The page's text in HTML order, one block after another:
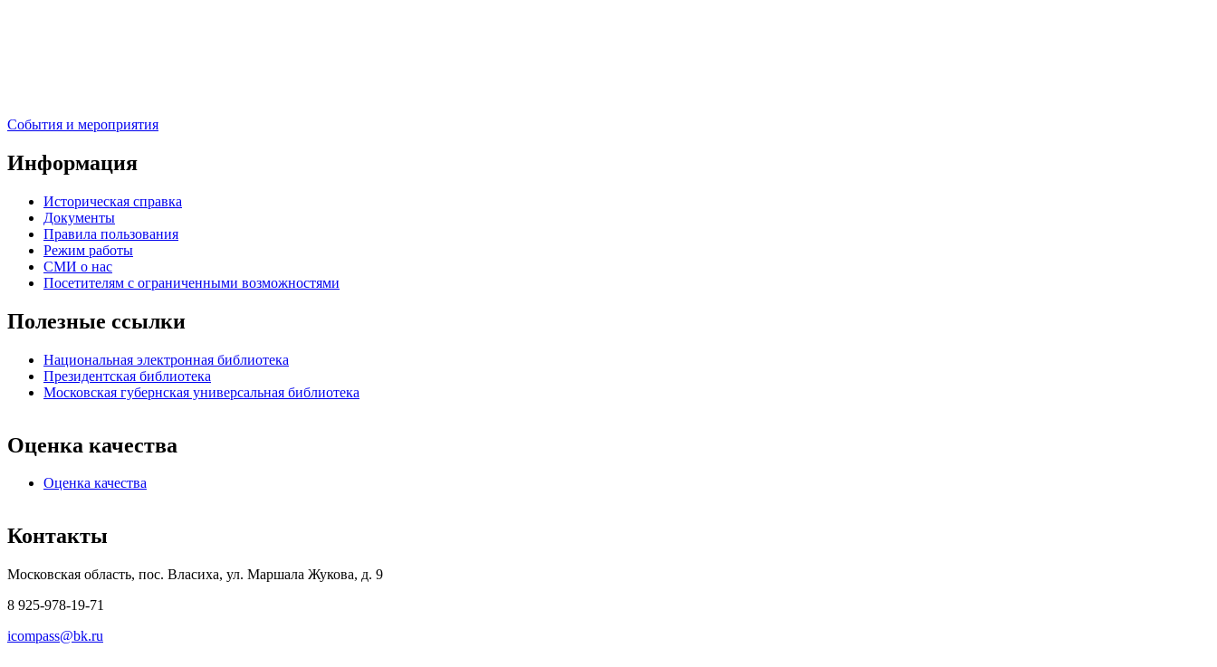
События и мероприятия
Информация
Историческая справка
Документы
Правила пользования
Режим работы
СМИ о нас
Посетителям с ограниченными возможностями
Полезные ссылки
Национальная электронная библиотека
Президентская библиотека
Московская губернская универсальная библиотека
Оценка качества
Оценка качества
Контакты
Московская область, пос. Власиха, ул. Маршала Жукова, д. 9
8 925-978-19-71
icompass@bk.ru